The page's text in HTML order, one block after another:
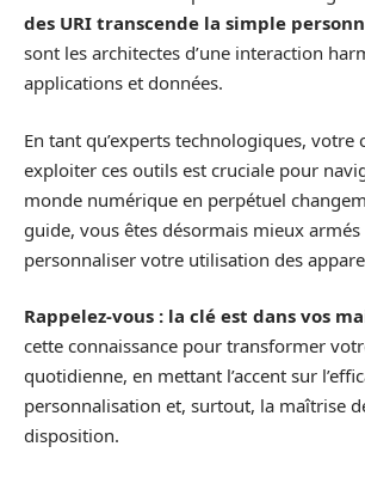
des URI transcende la simple
sont les architectes d’une interaction
applications et données.
En tant qu’experts technologiques, votre
exploiter ces outils est cruciale pour
monde numérique en perpétuel
guide, vous êtes désormais mieux
personnaliser votre utilisation des
Rappelez-vous : la clé est dans vos
cette connaissance pour transformer
quotidienne, en mettant l’accent sur
personnalisation et, surtout, la maîtrise
disposition.